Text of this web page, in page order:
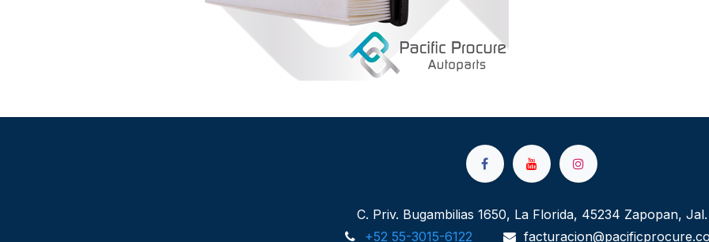
C. Priv. Bugambilias 1650, La Florida, 45234 Zapopan, Jal.
+52 55-3015-6122